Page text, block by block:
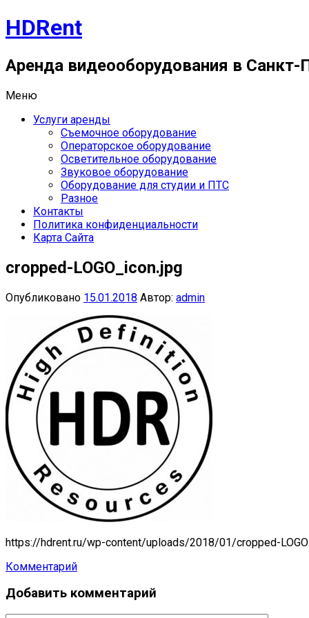
Перейти
кHDRent
Аренда видеооборудования в Санкт-
Меню
Услуги аренды
Съемочное оборудование
Операторское оборудование
Осветительное оборудование
Звуковое оборудование
Оборудование для студии и ПТС
Разное
Контакты
Политика конфиденциальности
Карта Сайта
cropped-LOGO_icon.jpg
Опубликовано 15.01.2018 Автор: admin
https://hdrent.ru/wp-content/uploads/2018/01/cropped-
Комментарий
по
Добавить комментарий